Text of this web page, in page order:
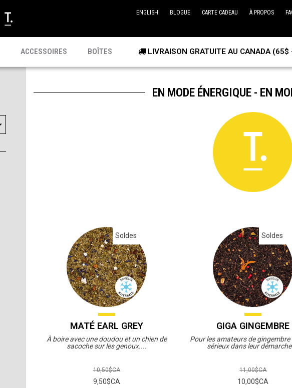
ENGLISH BLOGUE CARTE CADEAU À PROPOS
ACCESSOIRES BOÎTES LIVRAISON GRATUITE AU CANADA (65$
EN MODE ÉNERGIQUE - EN
Soldes
MATÉ EARL GREY
À boire avec une doudou et un chien de
sacoche sur les genoux....
10,50$CA
9,50$CA
Soldes
GIGA GINGEMBRE
Pour les amateurs de
sérieux dans leur
11,00$CA
10,00$CA